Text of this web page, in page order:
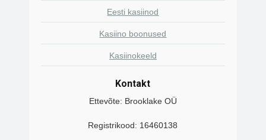
Eesti kasiinod
Kasiino boonused
Kasiinokeeld
Kontakt
Ettevõte: Brooklake OÜ
Registrikood: 16460138